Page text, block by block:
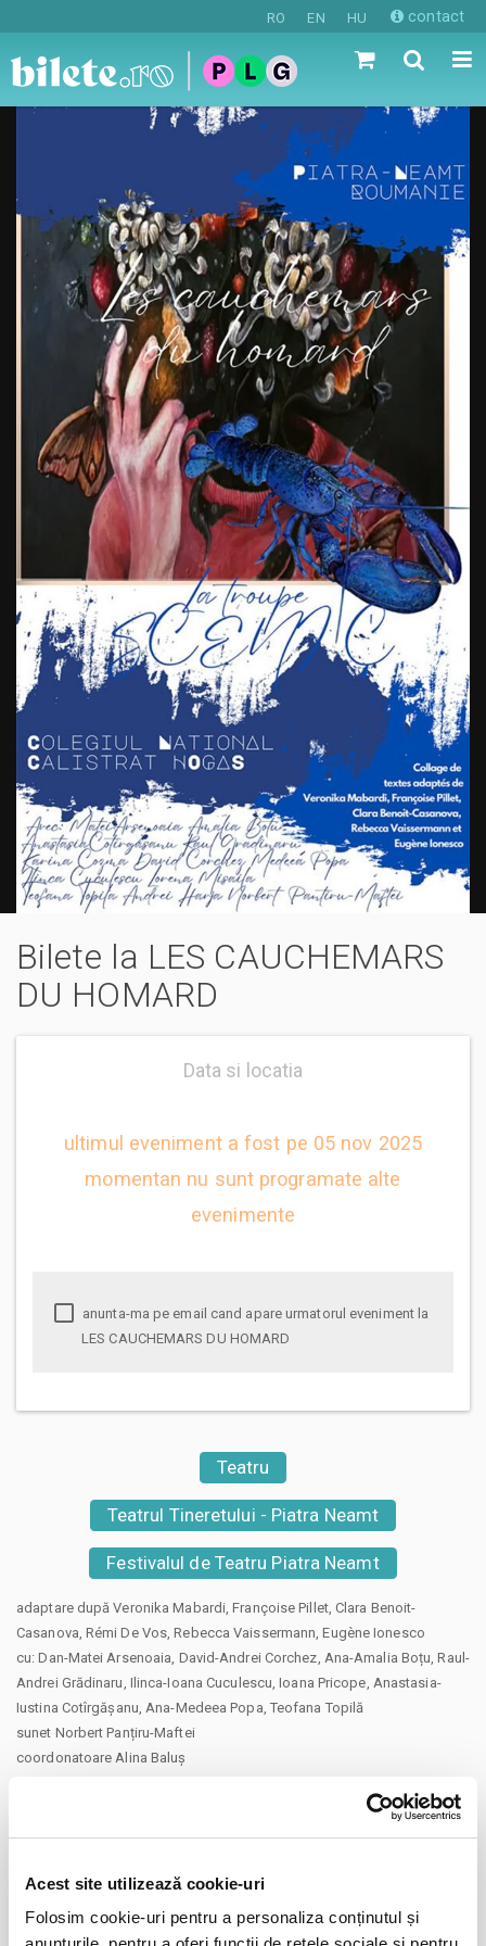
Acest site utilizează cookie-uri
Folosim cookie-uri pentru a personaliza conținutul și
RO EN HU contact
Bilete la LES CAUCHEMARS
DU HOMARD
Data si locatia
ultimul eveniment a fost pe 05 nov 2025
momentan nu sunt programate alte
evenimente
LES CAUCHEMARS DU HOMARD
Teatru
Teatrul Tineretului - Piatra Neamt
Festivalul de Teatru Piatra Neamt
adaptare după Veronika Mabardi, Françoise Pillet, Clara Benoit-
Casanova, Rémi De Vos, Rebecca Vaissermann, Eugène Ionesco
cu: Dan-Matei Arsenoaia, David-Andrei Corchez, Ana-Amalia Boțu, Raul-
Andrei Grădinaru, Ilinca-Ioana Cuculescu, Ioana Pricope, Anastasia-
Iustina Cotîrgășanu, Ana-Medeea Popa, Teofana Topilă
sunet Norbert Panțiru-Maftei
coordonatoare Alina Baluș
adolescență își dezvăluie toate fațetele. În clasa de adolescenți
responsabili cu scrierea unei povești comune, totul se spune și este
trăit prin intriga care devine din ce în ce mai complicată. Este și